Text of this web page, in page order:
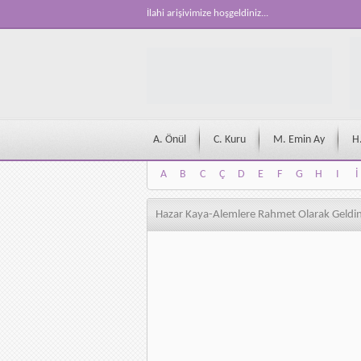
İlahi arişivimize hoşgeldiniz...
A. Önül C. Kuru M. Emin Ay
A B C Ç D E F G H I İ
A
B C Ç D E F G H I İ
Hazar Kaya-Alemlere Rahmet Olarak Geldin